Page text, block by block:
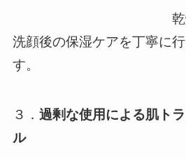
乾燥肌の方
洗顔後の保湿ケアを丁寧に
す。
３． 過剰な使用による肌ト
ル